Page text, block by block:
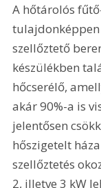
A hőtárolós
tulajdonképpen
szellőztető
készülékben
hőcserélő,
akár 90%-a is
jelentősen
hőszigetelt
szellőztetés
2, illetve 3 kW